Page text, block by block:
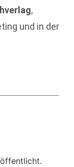
,
und in der